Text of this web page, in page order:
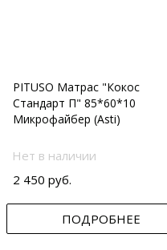
PITUSO Матрас "Кокос
Стандарт П" 85*60*10
Микрофайбер (Asti)
Нет в наличии
2 450 руб.
ПОДРОБНЕЕ